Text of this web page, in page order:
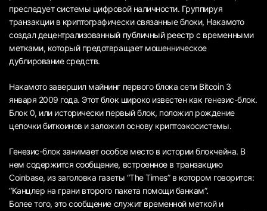
преследует системы цифровой наличности. Группируя
транзакции в криптографически связанные блоки, Накамото
создал децентрализованный публичный реестр с временными
метками, который предотвращает мошенническое
дублирование средств.
Накамото завершил майнинг первого блока сети Bitcoin 3
января 2009 года. Этот блок широко известен как генезис-блок.
Блок 0, или исторически первый блок, положил рождение
цепочки биткоинов и заложил основу криптоэкосистемы.
Генезис-блок занимает особое место в истории блокчейна. В
нем содержится сообщение, встроенное в транзакцию
Coinbase, из заголовка газеты “The Times” в котором говорится:
“Канцлер на грани второго пакета помощи банкам”.
Более того, это сообщение служит временной меткой и